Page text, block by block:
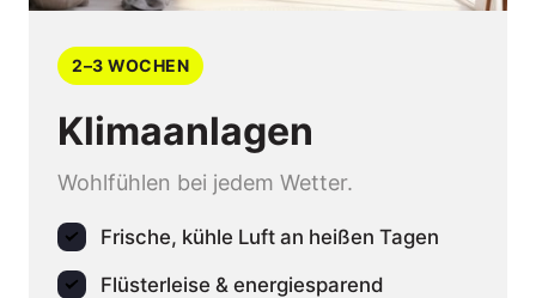
2–3 WOCHEN
Klimaanlagen
Wohlfühlen bei jedem Wetter.
Frische, kühle Luft an heißen Tagen
Flüsterleise & energiesparend